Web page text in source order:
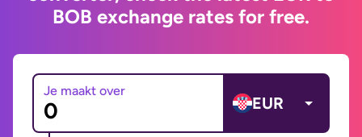
BOB exchange rates for free.
Je maakt over
EUR